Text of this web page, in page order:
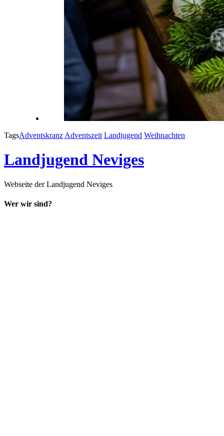
TagsAdventskranz Adventszeit Landjugend Weihnachten
Landjugend Neviges
Webseite der Landjugend Neviges
Wer wir sind?